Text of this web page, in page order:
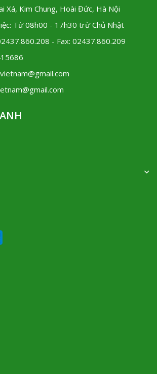
Xá, Kim Chung, Hoài Đức, Hà Nội
Từ 08h00 - 17h30 trừ Chủ Nhật
- Fax: 02437.860.209